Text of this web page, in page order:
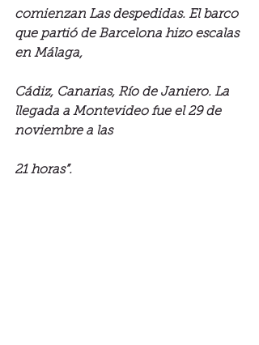
comienzan Las despedidas. El barco
que partió de Barcelona hizo escalas
en Málaga,
Cádiz, Canarias, Río de Janiero. La
llegada a Montevideo fue el 29 de
noviembre a las
21 horas”.